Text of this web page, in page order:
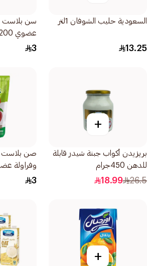
السعودية حليب الشوفان 1لتر
13.25
سن بلاست
عضوي 200مل
3
+
بريزيدن أكواب جبنة شيدر قابلة
للدهن 450جرام
26.5
18.99
صن بلاست
وفراولة عضوي
3
+